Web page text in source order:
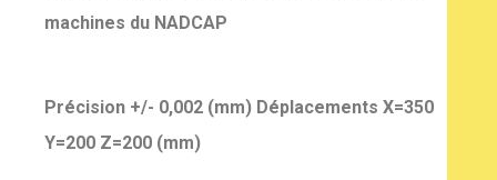
machines du NADCAP
Précision +/- 0,002 (mm) Déplacements X=350
Y=200 Z=200 (mm)